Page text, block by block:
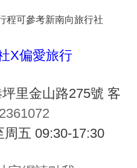
程可參考新南向旅行社
X偏愛旅行
里金山路275號 客
五 09:30-17:30